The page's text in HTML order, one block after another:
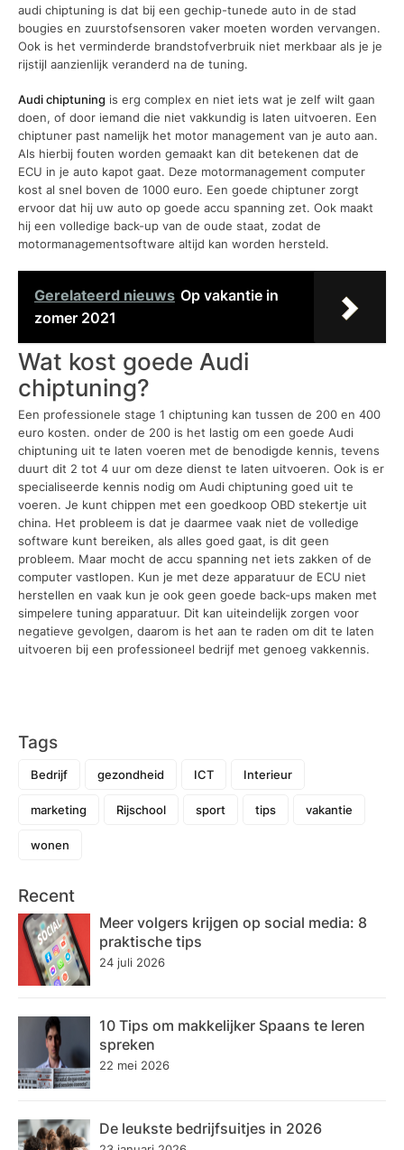
audi chiptuning is dat bij een gechip-tunede auto in de stad
bougies en zuurstofsensoren vaker moeten worden vervangen.
Ook is het verminderde brandstofverbruik niet merkbaar als je je
rijstijl aanzienlijk veranderd na de tuning.
Audi chiptuning is erg complex en niet iets wat je zelf wilt gaan
doen, of door iemand die niet vakkundig is laten uitvoeren. Een
chiptuner past namelijk het motor management van je auto aan.
Als hierbij fouten worden gemaakt kan dit betekenen dat de
ECU in je auto kapot gaat. Deze motormanagement computer
kost al snel boven de 1000 euro. Een goede chiptuner zorgt
ervoor dat hij uw auto op goede accu spanning zet. Ook maakt
hij een volledige back-up van de oude staat, zodat de
motormanagementsoftware altijd kan worden hersteld.
Gerelateerd nieuws Op vakantie in
zomer 2021
Wat kost goede Audi
chiptuning?
Een professionele stage 1 chiptuning kan tussen de 200 en 400
euro kosten. onder de 200 is het lastig om een goede Audi
chiptuning uit te laten voeren met de benodigde kennis, tevens
duurt dit 2 tot 4 uur om deze dienst te laten uitvoeren. Ook is er
specialiseerde kennis nodig om Audi chiptuning goed uit te
voeren. Je kunt chippen met een goedkoop OBD stekertje uit
china. Het probleem is dat je daarmee vaak niet de volledige
software kunt bereiken, als alles goed gaat, is dit geen
probleem. Maar mocht de accu spanning net iets zakken of de
computer vastlopen. Kun je met deze apparatuur de ECU niet
herstellen en vaak kun je ook geen goede back-ups maken met
simpelere tuning apparatuur. Dit kan uiteindelijk zorgen voor
negatieve gevolgen, daarom is het aan te raden om dit te laten
uitvoeren bij een professioneel bedrijf met genoeg vakkennis.
Tags
Bedrijf gezondheid ICT Interieur
marketing Rijschool sport tips vakantie
wonen
Recent
Meer volgers krijgen op social media: 8
praktische tips
24 juli 2026
10 Tips om makkelijker Spaans te leren
spreken
22 mei 2026
De leukste bedrijfsuitjes in 2026